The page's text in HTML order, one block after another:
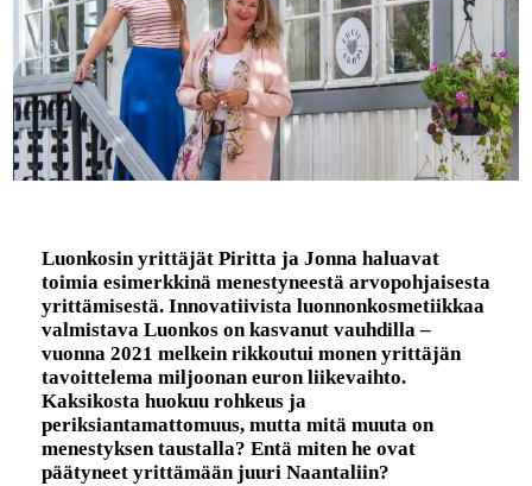
Luonkosin yrittäjät Piritta ja Jonna haluavat
toimia esimerkkinä menestyneestä arvopohjaisesta
yrittämisestä. Innovatiivista luonnonkosmetiikkaa
valmistava Luonkos on kasvanut vauhdilla –
vuonna 2021 melkein rikkoutui monen yrittäjän
tavoittelema miljoonan euron liikevaihto.
Kaksikosta huokuu rohkeus ja
periksiantamattomuus, mutta mitä muuta on
menestyksen taustalla? Entä miten he ovat
päätyneet yrittämään juuri Naantaliin?